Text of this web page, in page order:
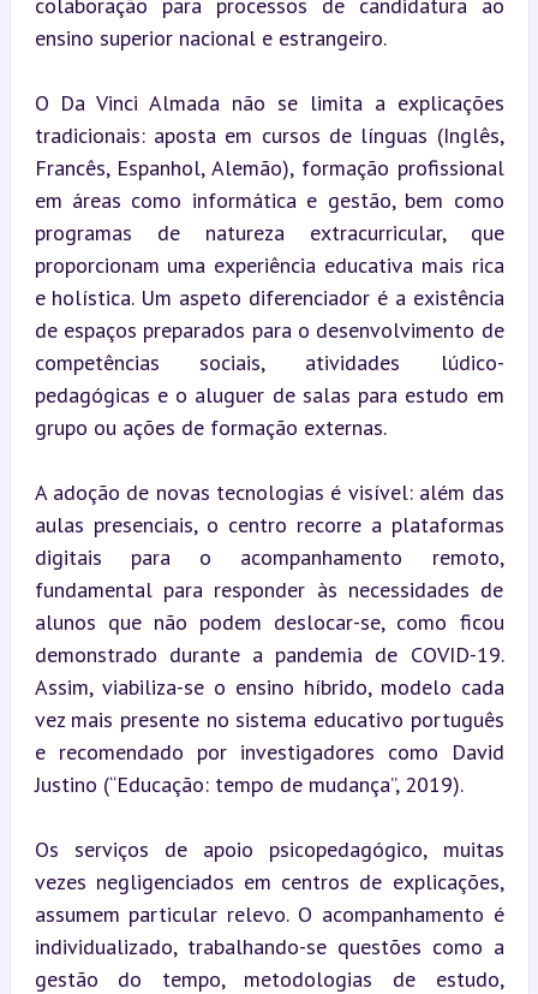
ensino superior nacional e estrangeiro.
O Da Vinci Almada não se limita a explicações
tradicionais: aposta em cursos de línguas (Inglês,
Francês, Espanhol, Alemão), formação profissional
em áreas como informática e gestão, bem como
programas de natureza extracurricular, que
proporcionam uma experiência educativa mais rica
e holística. Um aspeto diferenciador é a existência
de espaços preparados para o desenvolvimento de
competências sociais, atividades lúdico-
pedagógicas e o aluguer de salas para estudo em
grupo ou ações de formação externas.
A adoção de novas tecnologias é visível: além das
aulas presenciais, o centro recorre a plataformas
digitais para o acompanhamento remoto,
fundamental para responder às necessidades de
alunos que não podem deslocar-se, como ficou
demonstrado durante a pandemia de COVID-19.
Assim, viabiliza-se o ensino híbrido, modelo cada
vez mais presente no sistema educativo português
e recomendado por investigadores como David
Justino (“Educação: tempo de mudança”, 2019).
Os serviços de apoio psicopedagógico, muitas
vezes negligenciados em centros de explicações,
assumem particular relevo. O acompanhamento é
individualizado, trabalhando-se questões como a
gestão do tempo, metodologias de estudo,